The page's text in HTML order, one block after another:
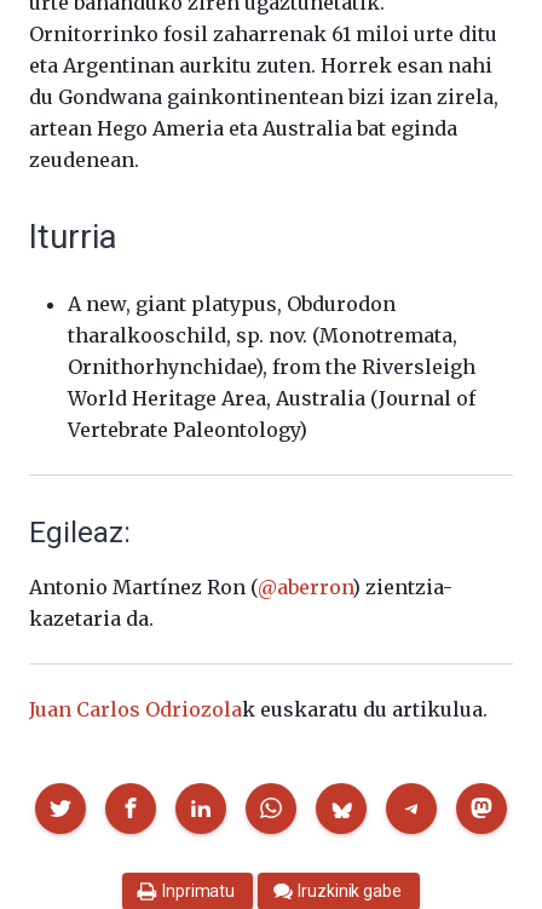
Ornitorrinko fosil zaharrenak 61 miloi urte ditu
eta Argentinan aurkitu zuten. Horrek esan nahi
du Gondwana gainkontinentean bizi izan zirela,
artean Hego Ameria eta Australia bat eginda
zeudenean.
Iturria
A new, giant platypus, Obdurodon
tharalkooschild, sp. nov. (Monotremata,
Ornithorhynchidae), from the Riversleigh
World Heritage Area, Australia (Journal of
Vertebrate Paleontology)
Egileaz:
Antonio Martínez Ron (@aberron) zientzia-
kazetaria da.
Juan Carlos Odriozolak euskaratu du artikulua.
Partekatu
Inprimatu Iruzkinik gabe